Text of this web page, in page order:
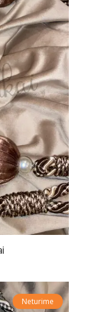
Neturime